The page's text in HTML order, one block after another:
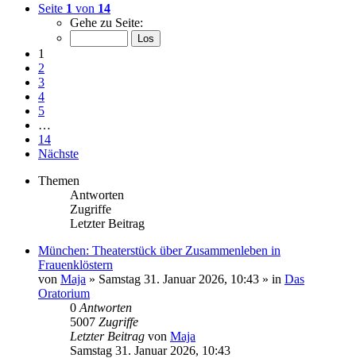
Seite 1 von 14
Gehe zu Seite:
1
2
3
4
5
…
14
Nächste
Themen
Antworten
Zugriffe
Letzter Beitrag
München: Theaterstück über Zusammenleben in
Frauenklöstern
von Maja » Samstag 31. Januar 2026, 10:43 » in Das
Oratorium
0 Antworten
5007 Zugriffe
Letzter Beitrag von Maja
Samstag 31. Januar 2026, 10:43